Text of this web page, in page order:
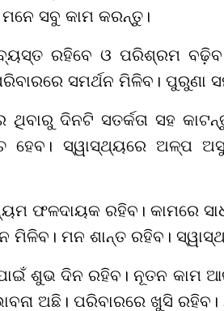
ମନେ ସବୁ କାମ କରନ୍ତୁ।
ରହିବେ ଓ ପରିଶ୍ରମ
ସମର୍ଥନ ମିଳିବ। ପୁରୁଣା
ଥିବାରୁ ଦିନଟି ସତର୍କତା ସହ
ହେବ। ସ୍ୱାସ୍ଥ୍ୟରେ ଅଳ୍ପ
ଫଳଦାୟକ ରହିବ। କାମରେ
ମିଳିବ। ମନ ଶାନ୍ତ ରହିବ।
ଶୁଭ ଦିନ ରହିବ। ନୂତନ କାମ
ଅଛି। ପରିବାରରେ ଖୁସି ରହିବ।